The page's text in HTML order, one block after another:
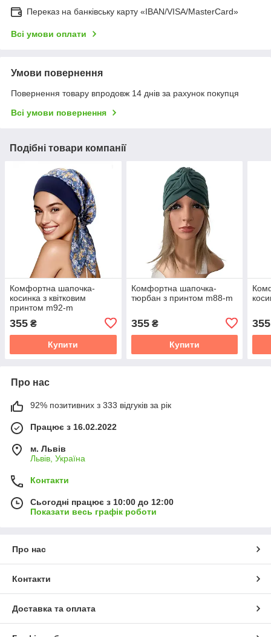
Переказ на банківську карту «IBAN/VISA/MasterCard»
Всі умови оплати
Умови повернення
Повернення товару впродовж 14 днів за рахунок покупця
Всі умови повернення
Подібні товари компанії
Комфортна шапочка-
косинка з квітковим
принтом m92-m
355 ₴
Купити
Комфортна шапочка-
тюрбан з принтом m88-m
355₴
Купити
355
Про нас
92% позитивних з 333 відгуків за рік
Працює з 16.02.2022
м. Львів
Львів, Україна
Контакти
Сьогодні працює з 10:00 до 12:00
Показати весь графік роботи
Про нас
Контакти
Доставка та оплата